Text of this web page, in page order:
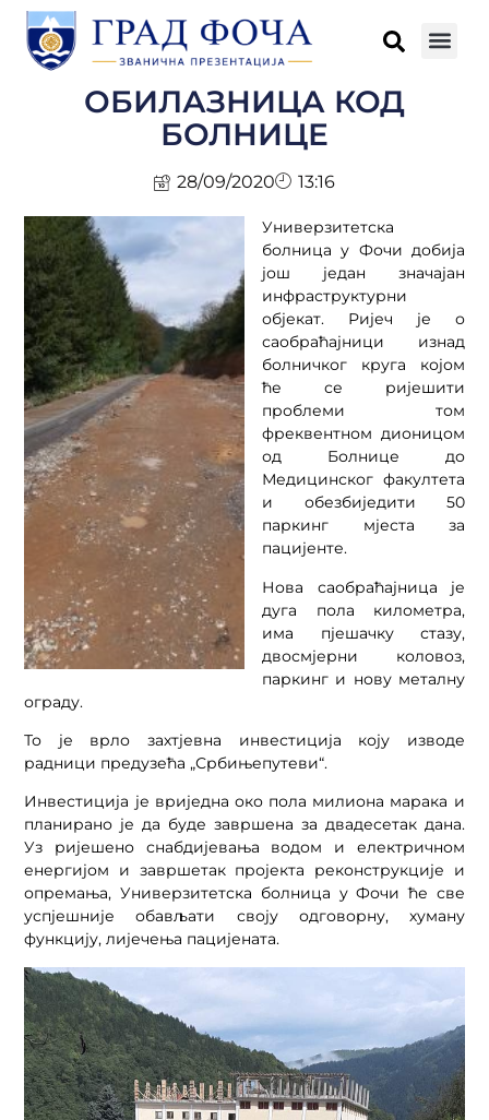
ОБИЛАЗНИЦА КОД
БОЛНИЦЕ
28/09/2020 13:16
Универзитетска
болница у Фочи добија
још један значајан
инфраструктурни
објекат. Ријеч је о
саобраћајници изнад
болничког круга којом
ће се ријешити
проблеми том
фреквентном дионицом
од Болнице до
Медицинског факултета
и обезбиједити 50
паркинг мјеста за
пацијенте.
Нова саобраћајница је
дуга пола километра,
има пјешачку стазу,
двосмјерни коловоз,
паркинг и нову металну
ограду.
То је врло захтјевна инвестиција коју изводе
радници предузећа „Србињепутеви“.
Инвестиција је вриједна око пола милиона марака и
планирано је да буде завршена за двадесетак дана.
Уз ријешено снабдијевања водом и електричном
енергијом и завршетак пројекта реконструкције и
опремања, Универзитетска болница у Фочи ће све
успјешније обављати своју одговорну, хуману
функцију, лијечења пацијената.